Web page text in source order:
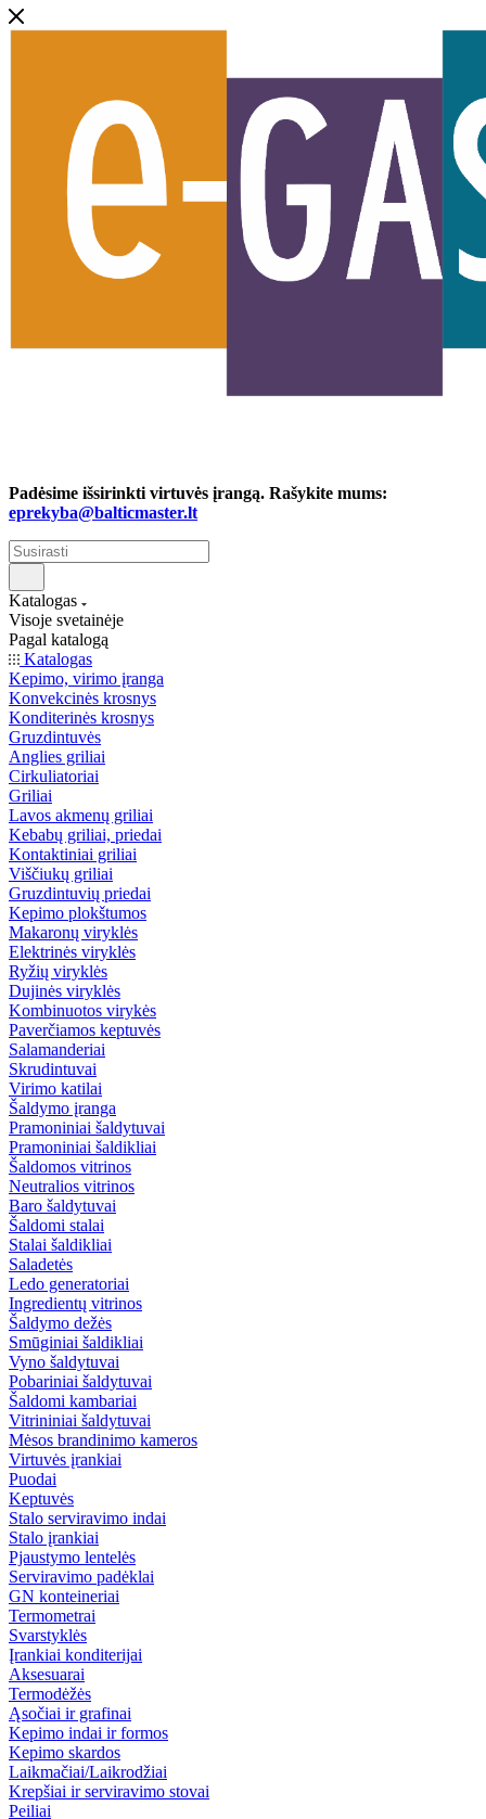
Padėsime išsirinkti virtuvės įrangą. Rašykite mums:
eprekyba@balticmaster.lt
Katalogas
Visoje svetainėje
Pagal katalogą
Katalogas
Kepimo, virimo įranga
Konvekcinės krosnys
Konditerinės krosnys
Gruzdintuvės
Anglies griliai
Cirkuliatoriai
Griliai
Lavos akmenų griliai
Kebabų griliai, priedai
Kontaktiniai griliai
Viščiukų griliai
Gruzdintuvių priedai
Kepimo plokštumos
Makaronų viryklės
Elektrinės viryklės
Ryžių viryklės
Dujinės viryklės
Kombinuotos virykės
Paverčiamos keptuvės
Salamanderiai
Skrudintuvai
Virimo katilai
Šaldymo įranga
Pramoniniai šaldytuvai
Pramoniniai šaldikliai
Šaldomos vitrinos
Neutralios vitrinos
Baro šaldytuvai
Šaldomi stalai
Stalai šaldikliai
Saladetės
Ledo generatoriai
Ingredientų vitrinos
Šaldymo dežės
Smūginiai šaldikliai
Vyno šaldytuvai
Pobariniai šaldytuvai
Šaldomi kambariai
Vitrininiai šaldytuvai
Mėsos brandinimo kameros
Virtuvės įrankiai
Puodai
Keptuvės
Stalo serviravimo indai
Stalo įrankiai
Pjaustymo lentelės
Serviravimo padėklai
GN konteineriai
Termometrai
Svarstyklės
Įrankiai konditerijai
Aksesuarai
Termodėžės
Ąsočiai ir grafinai
Kepimo indai ir formos
Kepimo skardos
Laikmačiai/Laikrodžiai
Krepšiai ir serviravimo stovai
Peiliai